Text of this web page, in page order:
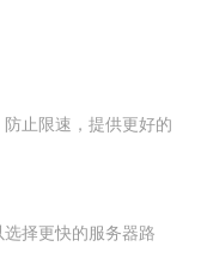
止限速，提供更好的
择更快的服务器路